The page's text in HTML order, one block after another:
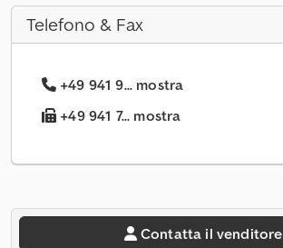
Telefono & Fax
+49 941 9... mostra
+49 941 7... mostra
Contatta il venditore